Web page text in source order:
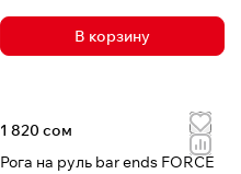
В корзину
1 820 сом
Рога на руль bar ends FORCE